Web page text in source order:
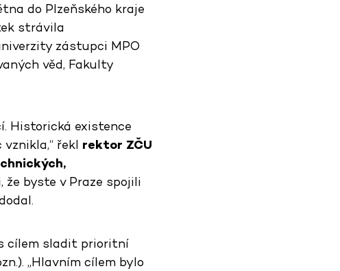
do Plzeňského kraje
strávila
zástupci MPO
věd, Fakulty
Historická existence
řekl rektor ZČU
že byste v Praze spojili
cílem sladit prioritní
„Hlavním cílem bylo